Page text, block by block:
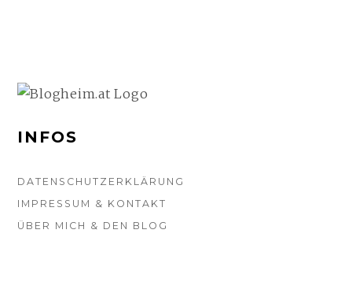
FOOTER-
INFOS
DATENSCHUTZERKLÄRUNG
IMPRESSUM & KONTAKT
ÜBER MICH & DEN BLOG